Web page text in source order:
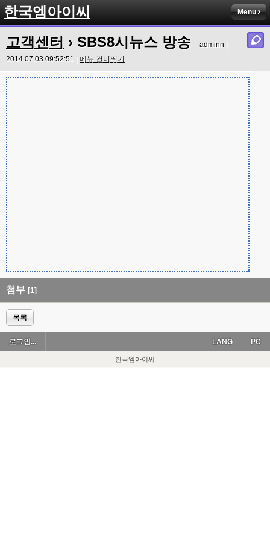
한국엠아이씨 Menu
고객센터 › SBS8시뉴스 방송
adminn |
2014.07.03 09:52:51 | 메뉴 건너뛰기
첨부 [1]
목록
로그인... PC
LANG
한국엠아이씨